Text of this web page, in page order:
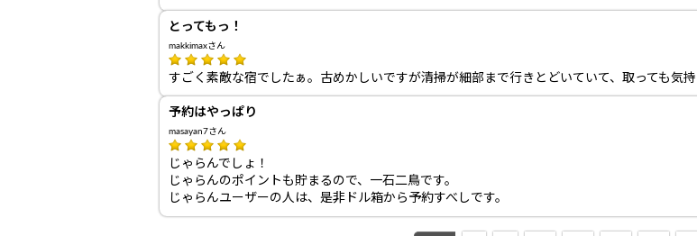
とってもっ！
makkimaxさん
すごく素敵な宿でしたぁ。古めかしいですが清掃が細部まで行きとどいていて、取っても気
予約はやっぱり
masayan7さん
じゃらんでしょ！
じゃらんのポイントも貯まるので、一石二鳥です。
じゃらんユーザーの人は、是非ドル箱から予約すべしです。